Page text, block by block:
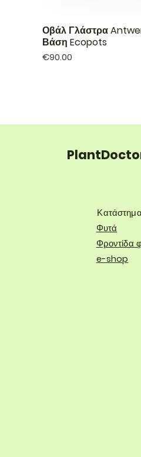
Οβάλ Γλάστρα
Βάση Ecopots
Price
€90.00
Κατάστημα
Φυτά
Φροντίδα
e-shop